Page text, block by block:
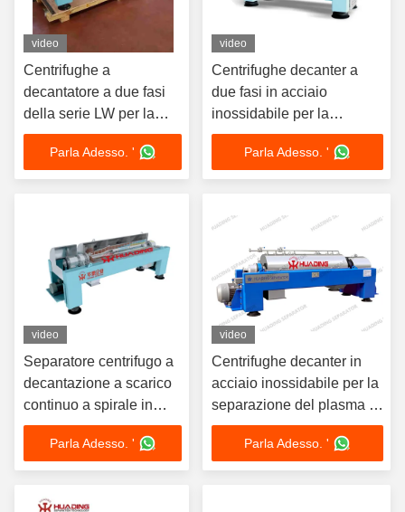
video
Centrifughe a
decantatore a due fasi
della serie LW per la
deidratazione dei fanghi
Parla Adesso. '
video
Centrifughe decanter a
due fasi in acciaio
inossidabile per la
deidratazione dei fanghi
con controllo PLC
Parla Adesso. '
video
Separatore centrifugo a
decantazione a scarico
continuo a spirale in
acciaio inossidabile
Parla Adesso. '
video
Centrifughe decanter in
acciaio inossidabile per la
separazione del plasma di
sangue animale
Parla Adesso. '